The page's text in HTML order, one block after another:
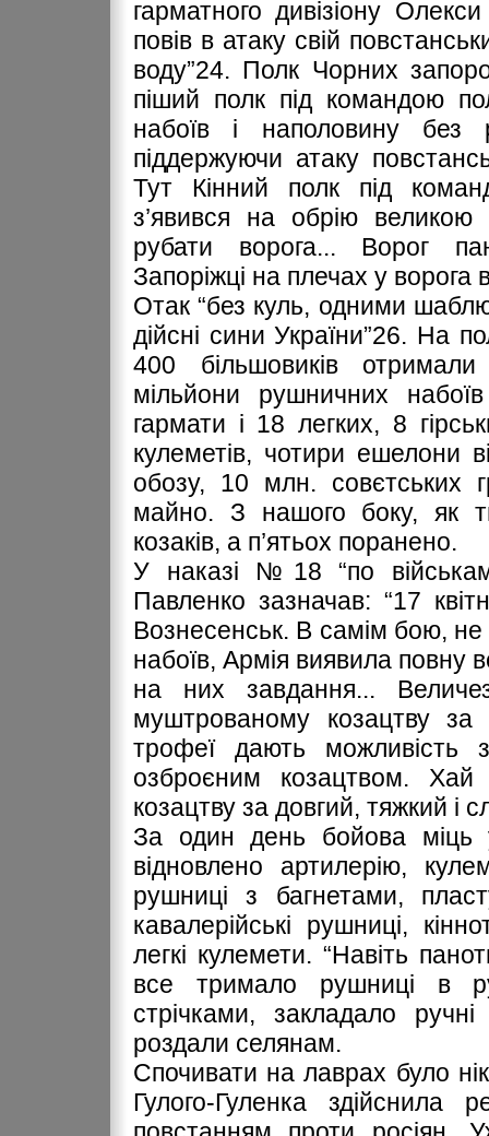
гарматного дивізіону
повів в атаку свій
воду”24. Полк Чорних
піший полк під командою
набоїв і наполовину без
піддержуючи атаку
Тут Кінний полк під
з’явився на обрію
рубати ворога... Ворог
Запоріжці на плечах у ворога
Отак “без куль, одними
дійсні сини України”26. На
400 більшовиків
мільйони рушничних
гармати і 18 легких, 8
кулеметів, чотири ешелони
обозу, 10 млн. совєтських
майно. З нашого боку, як
козаків, а п’ятьох поранено.
У наказі №18 “по
Павленко зазначав: “17
Вознесенськ. В самім бою, не
набоїв, Армія виявила повну
на них завдання...
муштрованому козацтву за
трофеї дають можливість
озброєним козацтвом.
козацтву за довгий, тяжкий і
За один день бойова міць
відновлено артилерію,
рушниці з багнетами,
кавалерійські рушниці,
легкі кулемети. “Навіть
все тримало рушниці в
стрічками, закладало
роздали селянам.
Спочивати на лаврах було
Гулого-Гуленка